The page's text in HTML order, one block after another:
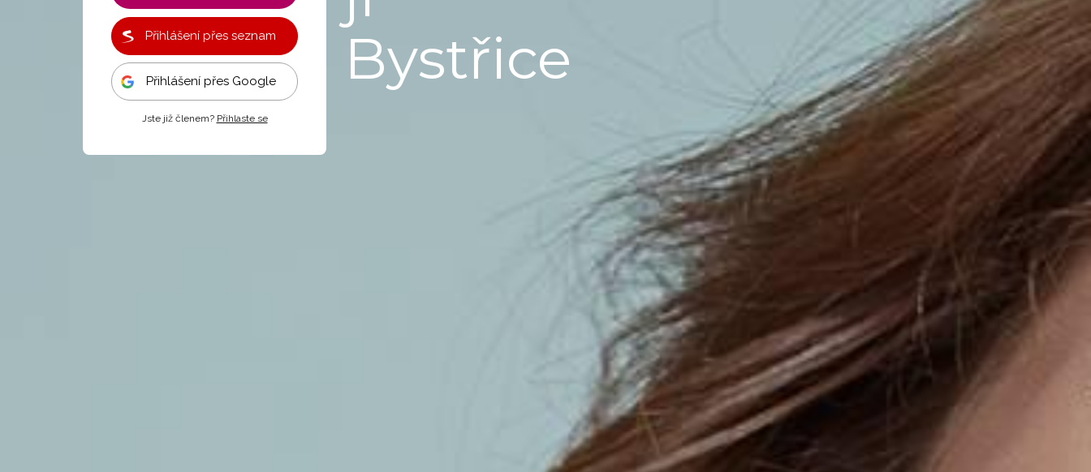
Přihlášení přes seznam
Přihlášení přes Google
Jste již členem? Přihlaste se
Bystřice